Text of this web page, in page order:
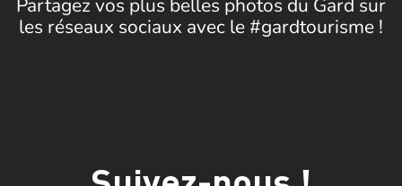
Partagez vos plus belles photos du Gard sur
les réseaux sociaux avec le #gardtourisme !